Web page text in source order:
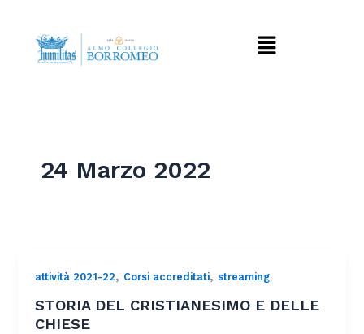
contenuto
Menu
24 Marzo 2022
attività 2021-22, Corsi accreditati, streaming
STORIA DEL CRISTIANESIMO E DELLE
CHIESE